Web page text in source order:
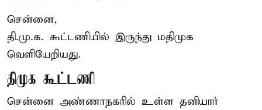
சென்னை,
தி.மு.க. கூட்டணியில் இருந்து மதிமுக
வெளியேறியது.
திமுக கூட்டணி
சென்னை அண்ணாநகரில் உள்ள தனியார்